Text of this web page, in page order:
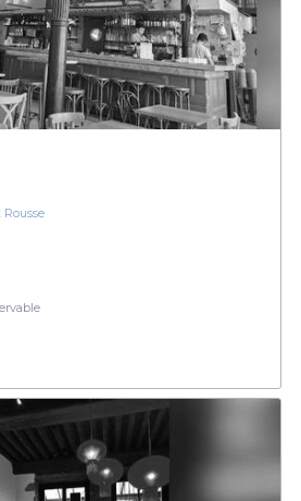
Rousse